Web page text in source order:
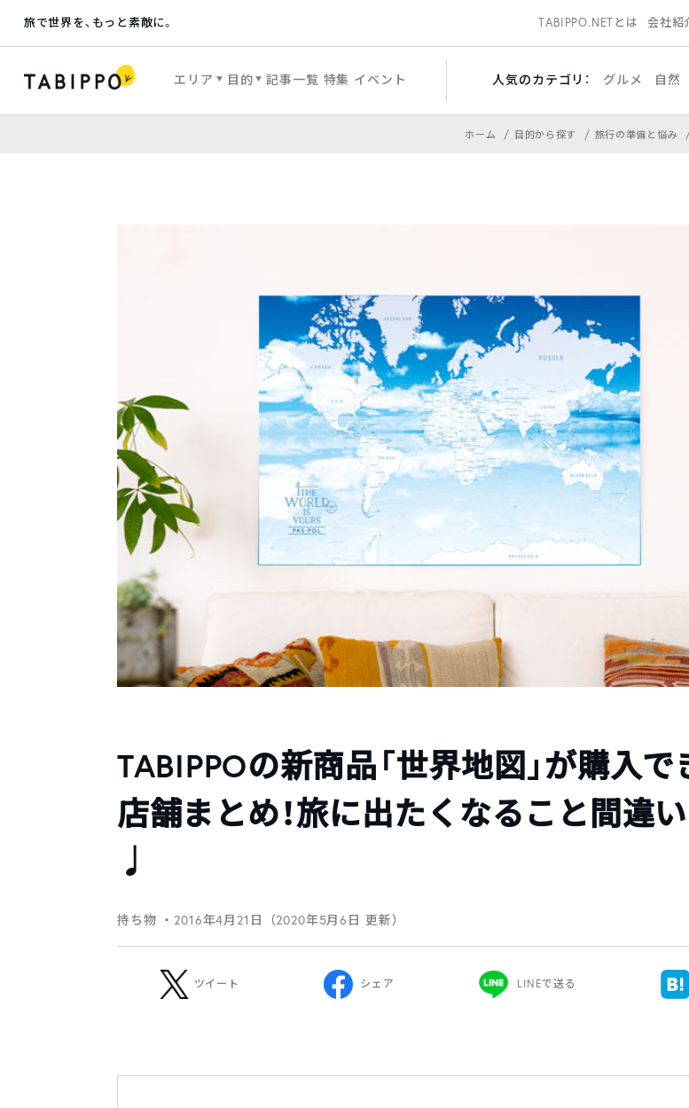
旅で世界を、もっと素敵に。 TABIPPO.NETとは 会社紹
エリア 目的 記事一覧 特集 イベント 人気のカテゴリ： グルメ 自然
ホーム 目的から探す 旅行の準備と悩み
TABIPPOの新商品「世界地図」が購入
店舗まとめ！旅に出たくなること間違
♩
持ち物 ・2016年4月21日（2020年5月6日 更新）
ツイート シェア LINEで送る